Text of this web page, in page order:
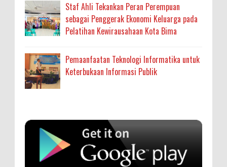
Staf Ahli Tekankan Peran Perempuan
sebagai Penggerak Ekonomi Keluarga pada
Pelatihan Kewirausahaan Kota Bima
Pemaanfaatan Teknologi Informatika untuk
Keterbukaan Informasi Publik
Anonymous
sumbu pdk nh org
SIGAPUAN dan Ikhtiar Kota Bima Menjemput
Korban Kekerasan
Oleh: MardiaturrahmahAdministrasi Kesehatan
Ahli Madya, Dinas Kesehatan... read more